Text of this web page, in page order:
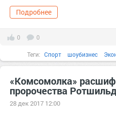
Подробнее
0 0
Теги: Спорт шоубизнес
«Комсомолка»
пророчества
28 дек 2017 12:00